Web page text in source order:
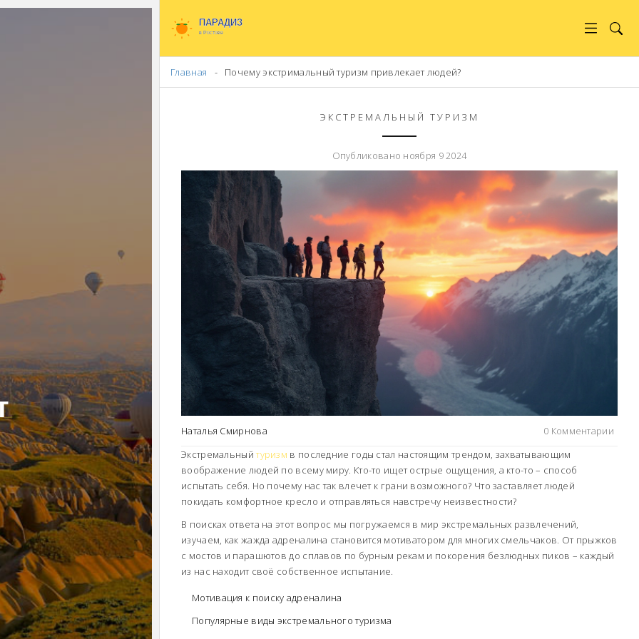
Главная Почему экстримальный туризм привлекает людей?
ЭКСТРЕМАЛЬНЫЙ ТУРИЗМ
Опубликовано ноября 9 2024
Наталья Смирнова
0 Комментарии
Экстремальныйтуризм в последние годы стал настоящим трендом, захватывающим
воображение людей по всему миру. Кто-то ищет острые ощущения, а кто-то – способ
испытать себя. Но почему нас так влечет к грани возможного? Что заставляет людей
покидать комфортное кресло и отправляться навстречу неизвестности?
В поисках ответа на этот вопрос мы погружаемся в мир экстремальных развлечений,
изучаем, как жажда адреналина становится мотиватором для многих смельчаков. От прыжков
с мостов и парашютов до сплавов по бурным рекам и покорения безлюдных пиков – каждый
из нас находит своё собственное испытание.
Мотивация к поиску адреналина
Популярные виды экстремального туризма